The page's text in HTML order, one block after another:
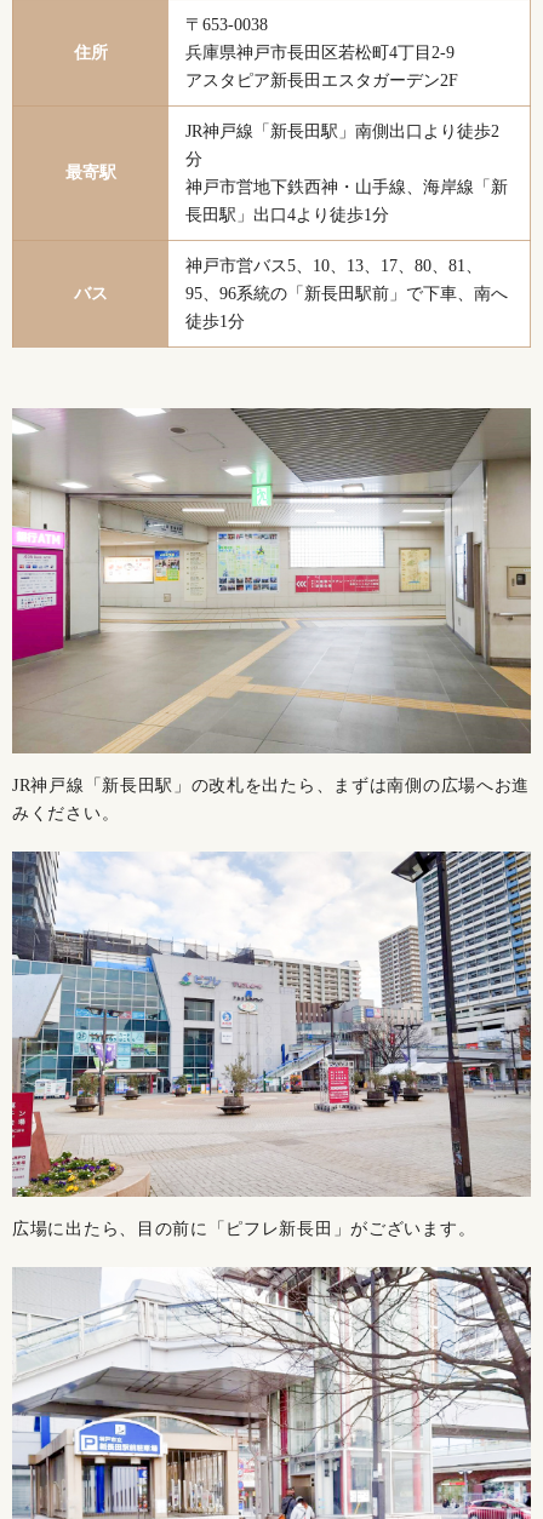
住所
〒653-0038
兵庫県神戸市長田区若松町4丁目2-9
アスタピア新長田エスタガーデン2F
最寄駅
JR神戸線「新長田駅」南側出口より徒歩2
分
神戸市営地下鉄西神・山手線、海岸線「新
長田駅」出口4より徒歩1分
バス
神戸市営バス5、10、13、17、80、81、
95、96系統の「新長田駅前」で下車、南へ
徒歩1分
JR神戸線「新長田駅」の改札を出たら、まずは南側の広場へお進
みください。
広場に出たら、目の前に「ピフレ新長田」がございます。